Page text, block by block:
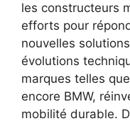
les constructeurs
efforts pour
nouvelles
évolutions
marques telles
encore BMW,
mobilité durable.